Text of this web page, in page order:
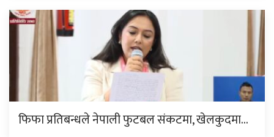
फिफा प्रतिबन्धले नेपाली फुटबल संकटमा, खेलकुदमा…